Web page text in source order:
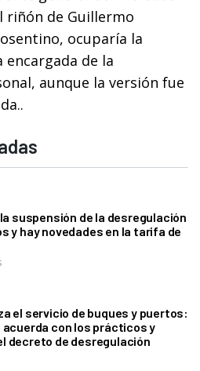
riñón de Guillermo
ocuparía la
de la
aunque la versión fue
suspensión de la desregulación
y hay novedades en la tarifa de
el servicio de buques y puertos:
acuerda con los prácticos y
decreto de desregulación